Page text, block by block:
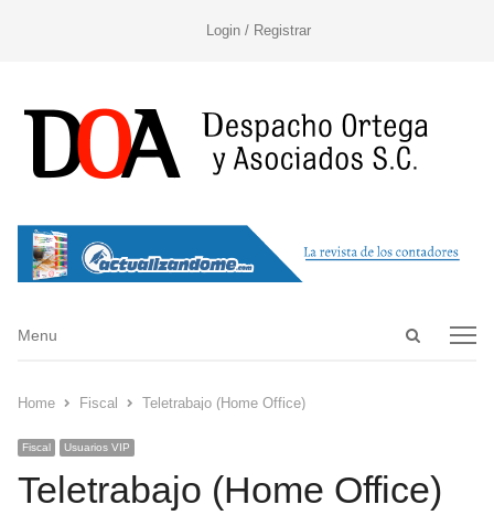
Login / Registrar
Open
Menu
Menu
Home Fiscal Teletrabajo (Home Office)
Fiscal Usuarios VIP
Teletrabajo (Home Office)